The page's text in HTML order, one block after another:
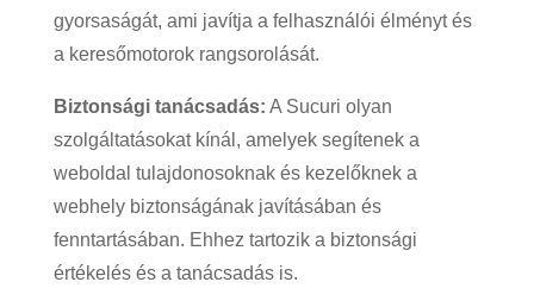
gyorsaságát, ami javítja a felhasználói élményt és
a keresőmotorok rangsorolását.
Biztonsági tanácsadás: A Sucuri olyan
szolgáltatásokat kínál, amelyek segítenek a
weboldal tulajdonosoknak és kezelőknek a
webhely biztonságának javításában és
fenntartásában. Ehhez tartozik a biztonsági
értékelés és a tanácsadás is.